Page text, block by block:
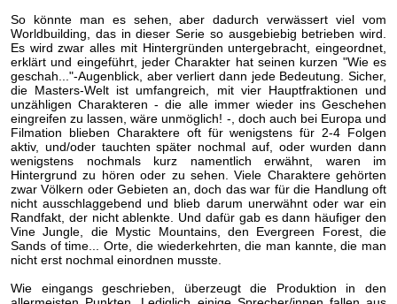
So könnte man es sehen, aber dadurch verwässert viel vom
Worldbuilding, das in dieser Serie so ausgebiebig betrieben wird.
Es wird zwar alles mit Hintergründen untergebracht, eingeordnet,
erklärt und eingeführt, jeder Charakter hat seinen kurzen "Wie es
geschah..."-Augenblick, aber verliert dann jede Bedeutung. Sicher,
die Masters-Welt ist umfangreich, mit vier Hauptfraktionen und
unzähligen Charakteren - die alle immer wieder ins Geschehen
eingreifen zu lassen, wäre unmöglich! -, doch auch bei Europa und
Filmation blieben Charaktere oft für wenigstens für 2-4 Folgen
aktiv, und/oder tauchten später nochmal auf, oder wurden dann
wenigstens nochmals kurz namentlich erwähnt, waren im
Hintergrund zu hören oder zu sehen. Viele Charaktere gehörten
zwar Völkern oder Gebieten an, doch das war für die Handlung oft
nicht ausschlaggebend und blieb darum unerwähnt oder war ein
Randfakt, der nicht ablenkte. Und dafür gab es dann häufiger den
Vine Jungle, die Mystic Mountains, den Evergreen Forest, die
Sands of time... Orte, die wiederkehrten, die man kannte, die man
nicht erst nochmal einordnen musste.
Wie eingangs geschrieben, überzeugt die Produktion in den